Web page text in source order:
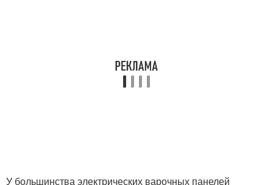
У большинства электрических варочных панелей